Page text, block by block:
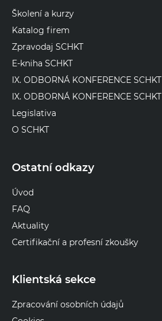
Školení a kurzy
Katalog firem
Zpravodaj SCHKT
E-kniha SCHKT
IX. ODBORNÁ KONFERENCE SCHKT
IX. ODBORNÁ KONFERENCE SCHKT
Legislativa
O SCHKT
Ostatní odkazy
Úvod
FAQ
Aktuality
Certifikační a profesní zkoušky
Klientská sekce
Zpracování osobních údajů